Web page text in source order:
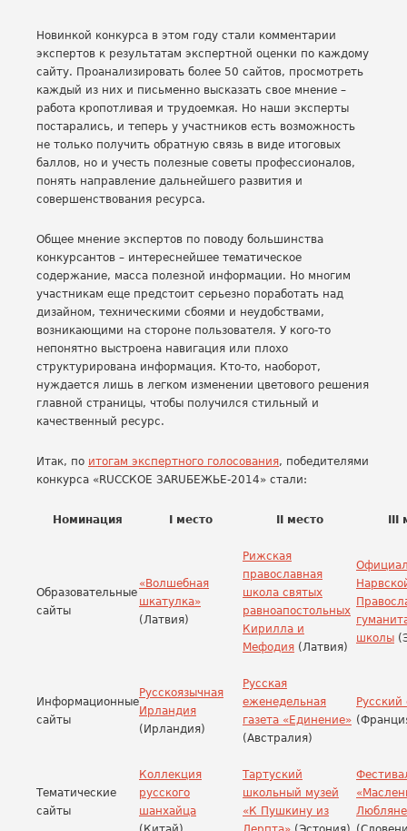
Новинкой конкурса в этом году стали комментарии
экспертов к результатам экспертной оценки по каждому
сайту. Проанализировать более 50 сайтов, просмотреть
каждый из них и письменно высказать свое мнение –
работа кропотливая и трудоемкая. Но наши эксперты
постарались, и теперь у участников есть возможность
не только получить обратную связь в виде итоговых
баллов, но и учесть полезные советы профессионалов,
понять направление дальнейшего развития и
совершенствования ресурса.
Общее мнение экспертов по поводу большинства
конкурсантов – интереснейшее тематическое
содержание, масса полезной информации. Но многим
участникам еще предстоит серьезно поработать над
дизайном, техническими сбоями и неудобствами,
возникающими на стороне пользователя. У кого-то
непонятно выстроена навигация или плохо
структурирована информация. Кто-то, наоборот,
нуждается лишь в легком изменении цветового решения
главной страницы, чтобы получился стильный и
качественный ресурс.
Итак, по итогам экспертного голосования, победителями
конкурса «RUССКОЕ ЗАRUБЕЖЬЕ-2014» стали:
Номинация I место II место III
Образовательные
сайты
«Волшебная
шкатулка»
(Латвия)
Рижская
православная
школа святых
равноапостольных
Кирилла и
Мефодия (Латвия)
школы
Информационные
сайты
Русскоязычная
Ирландия
(Ирландия)
Русская
еженедельная
газета «Единение»
(Австралия)
Русский
Тематические
сайты
Коллекция
русского
шанхайца
Тартуский
школьный музей
«К Пушкину из
Любляне